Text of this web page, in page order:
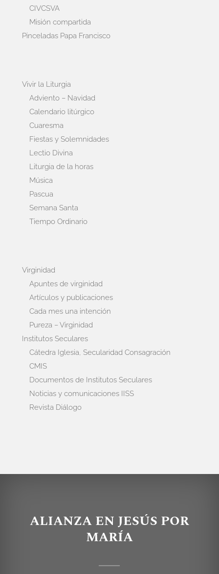
CIVCSVA
Misión compartida
Pinceladas Papa Francisco
Vivir la Liturgia
Adviento – Navidad
Calendario litúrgico
Cuaresma
Fiestas y Solemnidades
Lectio Divina
Liturgia de la horas
Música
Pascua
Semana Santa
Tiempo Ordinario
Virginidad
Apuntes de virginidad
Artículos y publicaciones
Cada mes una intención
Pureza – Virginidad
Institutos Seculares
Cátedra Iglesia, Secularidad Consagración
CMIS
Documentos de Institutos Seculares
Noticias y comunicaciones IISS
Revista Diálogo
ALIANZA EN JESÚS POR
MARÍA